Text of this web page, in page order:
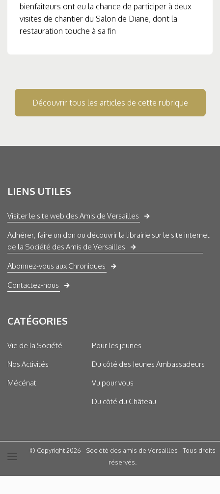
bienfaiteurs ont eu la chance de participer à deux
visites de chantier du Salon de Diane, dont la
restauration touche à sa fin
Découvrir tous les articles de cette rubrique
LIENS UTILES
Visiter le site web des Amis de Versailles
Adhérer, faire un don ou découvrir la librairie sur le site internet
de la Société des Amis de Versailles
Abonnez-vous aux Chroniques
Contactez-nous
CATÉGORIES
Vie de la Société
Nos Activités
Mécénat
Pour les jeunes
Du côté des Jeunes Ambassadeurs
Vu pour vous
Du côté du Château
© Copyright 2026 - Société des amis de Versailles - Tous droits
réservés.